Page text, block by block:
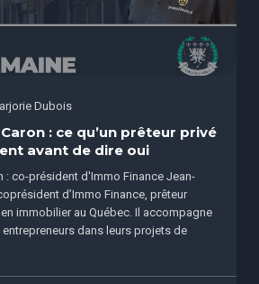
Dubois
: ce qu’un prêteur privé
avant de dire oui
: co-président d'Immo Finance Jean-
d’Immo Finance, prêteur
immobilier au Québec. Il accompagne
dans leurs projets de